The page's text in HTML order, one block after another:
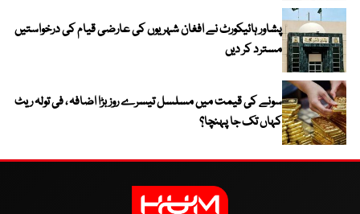
پشاور ہائیکورٹ نے افغان شہریوں کی عارضی قیام کی درخواستیں
مسترد کر دیں
سونے کی قیمت میں مسلسل تیسرے روز بڑا اضافہ ، فی تولہ ریٹ
کہاں تک جا پہنچا؟